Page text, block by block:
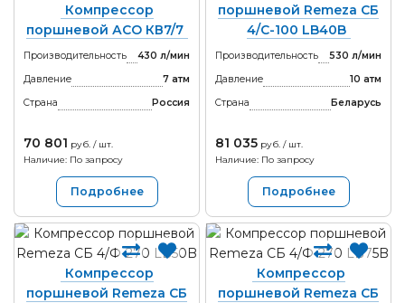
Компрессор
поршневой АСО КВ7/7
Производительность
430 л/мин
Давление
7 атм
Страна
Россия
70 801 руб. / шт.
Наличие: По запросу
Подробнее
поршневой Remeza СБ
4/С-100 LB40B
Производительность
530 л/мин
Давление
10 атм
Страна
Беларусь
81 035 руб. / шт.
Наличие: По запросу
Подробнее
Компрессор
поршневой Remeza СБ
Компрессор
поршневой Remeza СБ